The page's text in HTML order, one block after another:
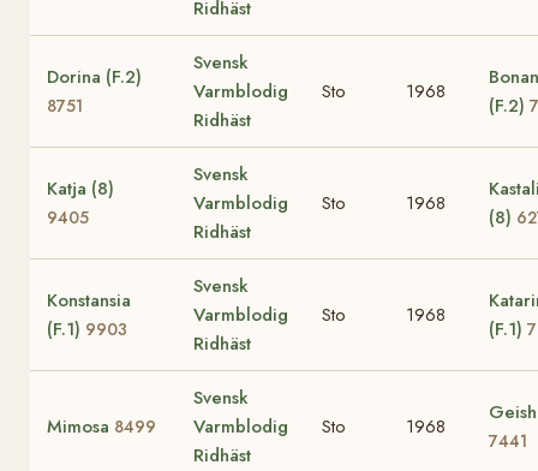
Ridhäst
Dorina (F.2)
8751
Svensk
Varmblodig
Ridhäst
Sto 1968
(F.2)
Katja (8)
9405
Svensk
Varmblodig
Ridhäst
Sto 1968
(8)
Konstansia
(F.1) 9903
Svensk
Varmblodig
Ridhäst
Sto 1968
(F.1)
Mimosa 8499
Svensk
Varmblodig
Ridhäst
Sto 1968
7441